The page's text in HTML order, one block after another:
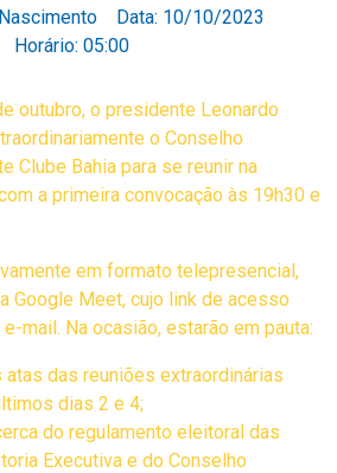
Data: 10/10/2023
Horário: 05:00
outubro, o presidente Leonardo
o Conselho
Clube Bahia para se reunir na
a primeira convocação às 19h30 e
em formato telepresencial,
Google Meet, cujo link de acesso
mail. Na ocasião, estarão em pauta:
atas das reuniões extraordinárias
dias 2 e 4;
do regulamento eleitoral das
Executiva e do Conselho